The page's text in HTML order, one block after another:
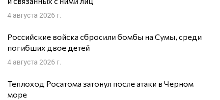
4 августа 2026 г.
Российские войска сбросили бомбы на Сумы, среди
погибших двое детей
4 августа 2026 г.
Теплоход Росатома затонул после атаки в Черном
море